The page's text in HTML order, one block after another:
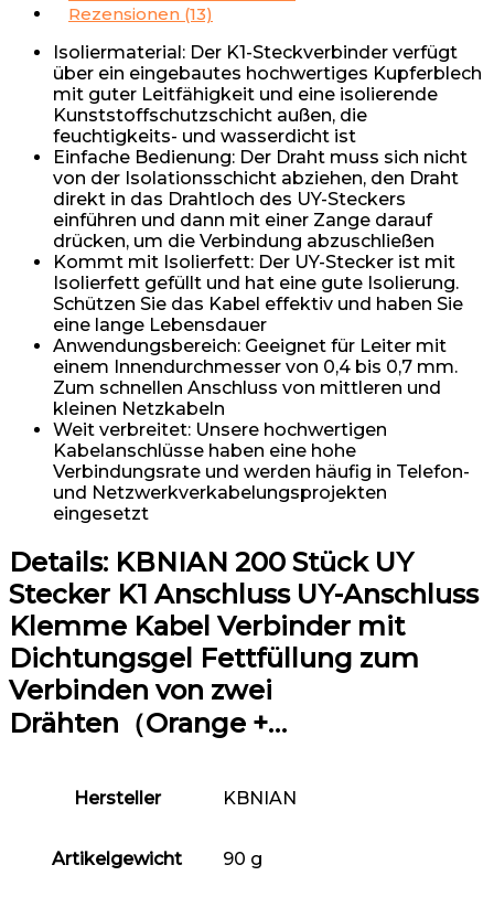
Rezensionen (13)
Isoliermaterial: Der K1-Steckverbinder verfügt
über ein eingebautes hochwertiges Kupferblech
mit guter Leitfähigkeit und eine isolierende
Kunststoffschutzschicht außen, die
feuchtigkeits- und wasserdicht ist
Einfache Bedienung: Der Draht muss sich nicht
von der Isolationsschicht abziehen, den Draht
direkt in das Drahtloch des UY-Steckers
einführen und dann mit einer Zange darauf
drücken, um die Verbindung abzuschließen
Kommt mit Isolierfett: Der UY-Stecker ist mit
Isolierfett gefüllt und hat eine gute Isolierung.
Schützen Sie das Kabel effektiv und haben Sie
eine lange Lebensdauer
Anwendungsbereich: Geeignet für Leiter mit
einem Innendurchmesser von 0,4 bis 0,7 mm.
Zum schnellen Anschluss von mittleren und
kleinen Netzkabeln
Weit verbreitet: Unsere hochwertigen
Kabelanschlüsse haben eine hohe
Verbindungsrate und werden häufig in Telefon-
und Netzwerkverkabelungsprojekten
eingesetzt
Details: KBNIAN 200 Stück UY
Stecker K1 Anschluss UY-Anschluss
Klemme Kabel Verbinder mit
Dichtungsgel Fettfüllung zum
Verbinden von zwei
Drähten（Orange +…
Hersteller ‎KBNIAN
Artikelgewicht ‎90 g